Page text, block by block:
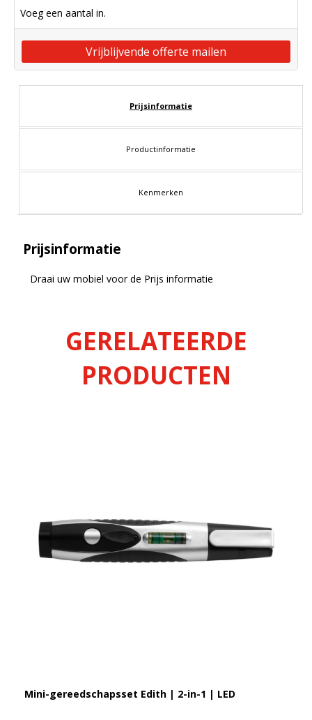
Voeg een aantal in.
Vrijblijvende offerte mailen
Prijsinformatie
Productinformatie
Kenmerken
Prijsinformatie
Draai uw mobiel voor de Prijs informatie
GERELATEERDE
PRODUCTEN
Mini-gereedschapsset Edith | 2-in-1 | LED